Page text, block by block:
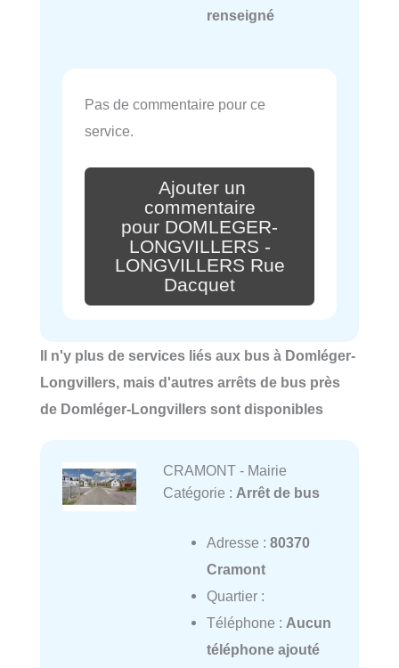
renseigné
Pas de commentaire pour ce
service.
Ajouter un
commentaire
pour DOMLEGER-
LONGVILLERS -
LONGVILLERS Rue
Dacquet
Il n'y plus de services liés aux bus à Domléger-
Longvillers, mais d'autres arrêts de bus près
de Domléger-Longvillers sont disponibles
CRAMONT - Mairie
Catégorie : Arrêt de bus
Adresse : 80370
Cramont
Quartier :
Téléphone : Aucun
téléphone ajouté